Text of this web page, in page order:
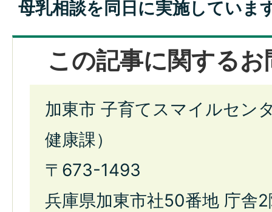
母乳相談を同日に実施していま
この記事に関する
加東市 子育てスマイルセン
健康課）
〒673-1493
兵庫県加東市社50番地 庁舎